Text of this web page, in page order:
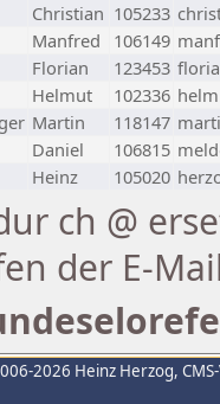
Christian 105233
Manfred 106149
Florian 123453
Helmut 102336
Martin 118147
Daniel 106815
Heinz 105020
ch @
der E-
2026 Heinz Herzog,